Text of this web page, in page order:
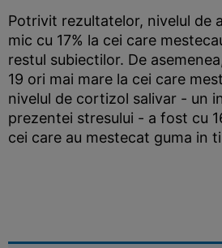
Potrivit rezultatelor, nivelul de
mic cu 17% la cei care
restul subiectilor. De
19 ori mai mare la cei care
nivelul de cortizol salivar - un
prezentei stresului - a fost cu
cei care au mestecat guma in